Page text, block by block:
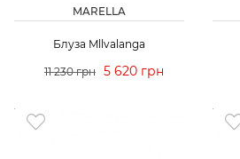
MARELLA
Блуза Mllvalanga
11 230 грн 5 620 грн